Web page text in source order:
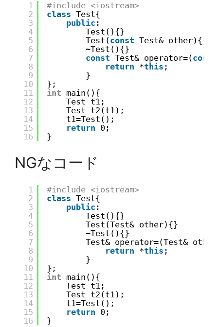
1
2
3
4
5
6
7
8
9
10
11
12
13
14
15
16
#include <iostream>
class Test{
public :
Test(){}
Test(const Test& other){}
~Test(){}
const Test& operator=(const
return *this ;
}
};
int main(){
Test t1;
Test t2(t1);
t1=Test();
return 0;
}
NGなコード
1
2
3
4
5
6
7
8
9
10
11
12
13
14
15
16
#include <iostream>
class Test{
public :
Test(){}
Test(Test& other){}
~Test(){}
Test& operator=(Test&
return *this ;
}
};
int main(){
Test t1;
Test t2(t1);
t1=Test();
return 0;
}